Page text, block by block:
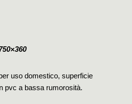
uso domestico, superficie
pvc a bassa rumorosità.